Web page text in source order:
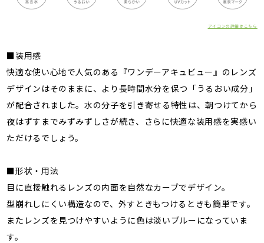
アイコンの詳細はこちら
■装用感
快適な使い心地で人気のある『ワンデーアキュビュー』のレンズ
デザインはそのままに、より長時間水分を保つ「うるおい成分」
が配合されました。水の分子を引き寄せる特性は、朝つけてから
夜はずすまでみずみずしさが続き、さらに快適な装用感を実感い
ただけるでしょう。
■形状・用法
目に直接触れるレンズの内面を自然なカーブでデザイン。
型崩れしにくい構造なので、外すときもつけるときも簡単です。
またレンズを見つけやすいように色は淡いブルーになっていま
す。